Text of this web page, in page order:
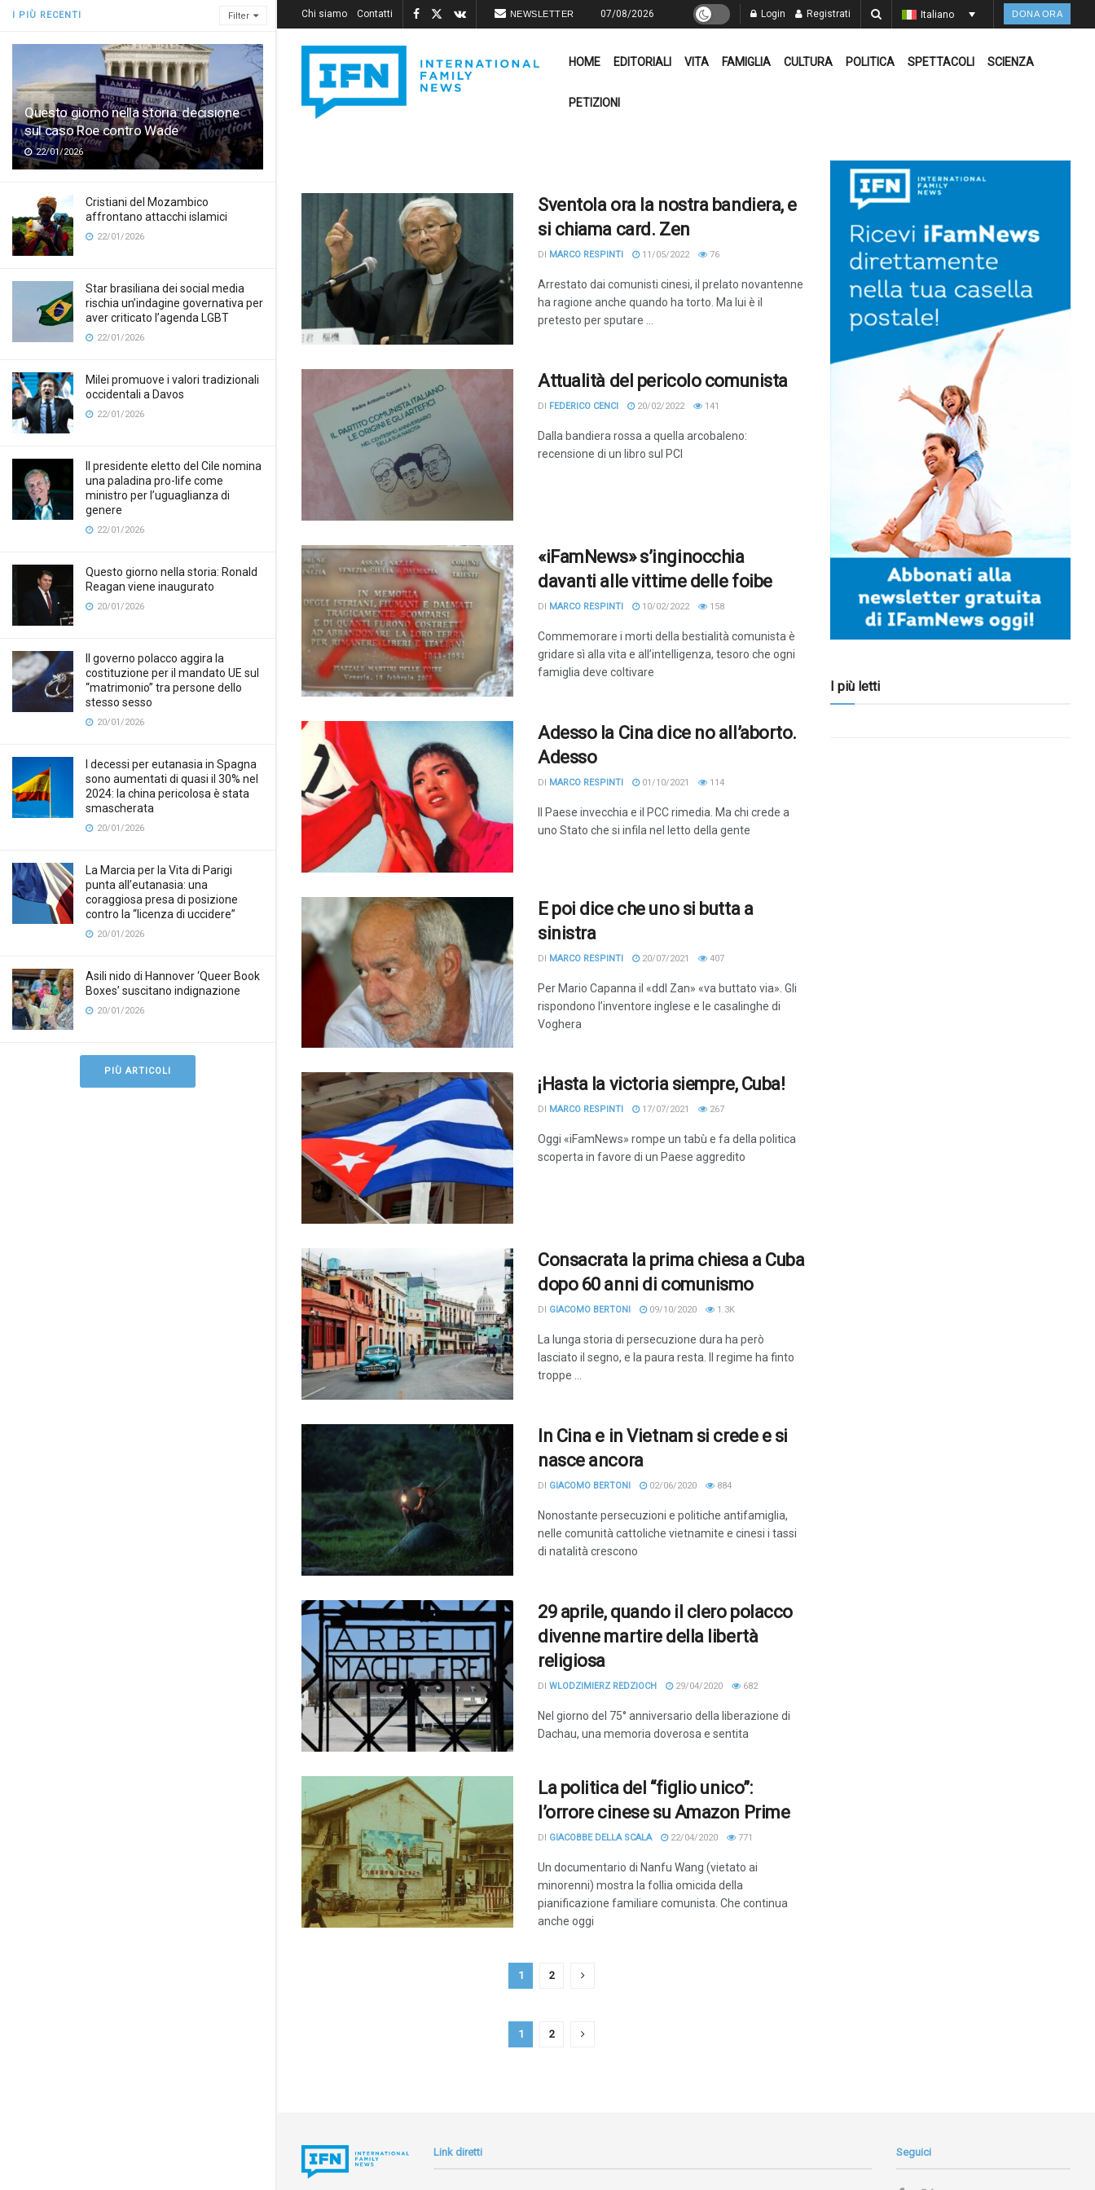
I PIÙ RECENTI Filter
Questo giorno nella storia: decisione
sul caso Roe contro Wade
22/01/2026
Cristiani del Mozambico
affrontano attacchi islamici
22/01/2026
Star brasiliana dei social media
rischia un’indagine governativa per
aver criticato l’agenda LGBT
22/01/2026
Milei promuove i valori tradizionali
occidentali a Davos
22/01/2026
Il presidente eletto del Cile nomina
una paladina pro-life come
ministro per l’uguaglianza di
genere
22/01/2026
Questo giorno nella storia: Ronald
Reagan viene inaugurato
20/01/2026
Il governo polacco aggira la
costituzione per il mandato UE sul
“matrimonio” tra persone dello
stesso sesso
20/01/2026
I decessi per eutanasia in Spagna
sono aumentati di quasi il 30% nel
2024: la china pericolosa è stata
smascherata
20/01/2026
La Marcia per la Vita di Parigi
punta all’eutanasia: una
coraggiosa presa di posizione
contro la “licenza di uccidere”
20/01/2026
Asili nido di Hannover ‘Queer Book
Boxes’ suscitano indignazione
20/01/2026
PIÙ ARTICOLI
Chi siamo Contatti NEWSLETTER 07/08/2026 Login Registrati Italiano DONA ORA
HOME EDITORIALI VITA FAMIGLIA CULTURA POLITICA SPETTACOLI SCIENZA
PETIZIONI
Sventola ora la nostra bandiera, e
si chiama card. Zen
DI MARCO RESPINTI 11/05/2022 76
Arrestato dai comunisti cinesi, il prelato novantenne
ha ragione anche quando ha torto. Ma lui è il
pretesto per sputare ...
Attualità del pericolo comunista
DI FEDERICO CENCI 20/02/2022 141
Dalla bandiera rossa a quella arcobaleno:
recensione di un libro sul PCI
«iFamNews» s’inginocchia
davanti alle vittime delle foibe
DI MARCO RESPINTI 10/02/2022 158
Commemorare i morti della bestialità comunista è
gridare sì alla vita e all’intelligenza, tesoro che ogni
famiglia deve coltivare
Adesso la Cina dice no all’aborto.
Adesso
DI MARCO RESPINTI 01/10/2021 114
Il Paese invecchia e il PCC rimedia. Ma chi crede a
uno Stato che si infila nel letto della gente
E poi dice che uno si butta a
sinistra
DI MARCO RESPINTI 20/07/2021 407
Per Mario Capanna il «ddl Zan» «va buttato via». Gli
rispondono l’inventore inglese e le casalinghe di
Voghera
¡Hasta la victoria siempre, Cuba!
DI MARCO RESPINTI 17/07/2021 267
Oggi «iFamNews» rompe un tabù e fa della politica
scoperta in favore di un Paese aggredito
Consacrata la prima chiesa a Cuba
dopo 60 anni di comunismo
DI GIACOMO BERTONI 09/10/2020 1.3K
La lunga storia di persecuzione dura ha però
lasciato il segno, e la paura resta. Il regime ha finto
troppe ...
In Cina e in Vietnam si crede e si
nasce ancora
DI GIACOMO BERTONI 02/06/2020 884
Nonostante persecuzioni e politiche antifamiglia,
nelle comunità cattoliche vietnamite e cinesi i tassi
di natalità crescono
29 aprile, quando il clero polacco
divenne martire della libertà
religiosa
DI WLODZIMIERZ REDZIOCH 29/04/2020 682
Nel giorno del 75° anniversario della liberazione di
Dachau, una memoria doverosa e sentita
La politica del “figlio unico”:
l’orrore cinese su Amazon Prime
DI GIACOBBE DELLA SCALA 22/04/2020 771
Un documentario di Nanfu Wang (vietato ai
minorenni) mostra la follia omicida della
pianificazione familiare comunista. Che continua
anche oggi
1 2
1 2
I più letti
Link diretti Seguici